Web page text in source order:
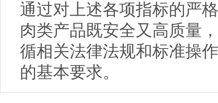
通过对上述各项指标的严
肉类产品既安全又高质量
循相关法律法规和标准操
的基本要求。